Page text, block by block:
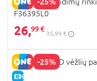
F36395L0
26,99 €
35,99 €
-25%
E-KAINA
KINETIC SAND vėžlių